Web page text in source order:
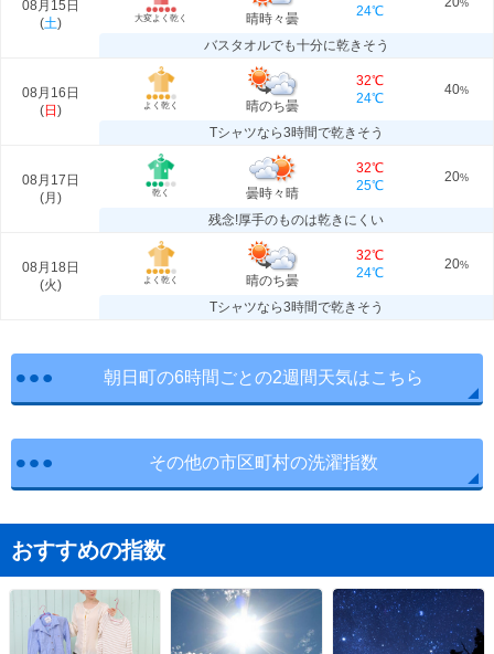
08月15日
(土) 大変よく乾く 晴時々曇
24℃
%
バスタオルでも十分に乾きそう
08月16日
(日 ) よく乾く 晴のち曇
32℃
24℃
40%
Tシャツなら3時間で乾きそう
08月17日
(月 ) 乾く 曇時々晴
32℃
25℃
20%
残念!厚手のものは乾きにくい
08月18日
(火) よく乾く 晴のち曇
32℃
24℃
20%
Tシャツなら3時間で乾きそう
朝日町の6時間ごとの2週間天気はこちら
その他の市区町村の洗濯指数
おすすめの指数